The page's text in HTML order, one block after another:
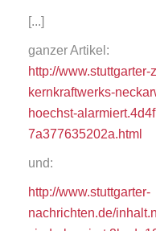
[...]
ganzer Artikel:
http://
kernkraftwerks-
hoechst-
7a377635202a.html
und:
http://www.stuttgarter-
nachrichten.de/